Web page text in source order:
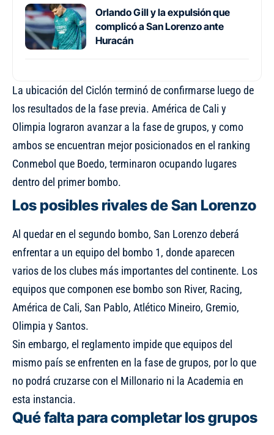
Orlando Gill y la expulsión que
complicó a San Lorenzo ante
Huracán
La ubicación del Ciclón terminó de confirmarse luego de
los resultados de la fase previa. América de Cali y
Olimpia lograron avanzar a la fase de grupos, y como
ambos se encuentran mejor posicionados en el ranking
Conmebol que Boedo, terminaron ocupando lugares
dentro del primer bombo.
Los posibles rivales de San Lorenzo
Al quedar en el segundo bombo, San Lorenzo deberá
enfrentar a un equipo del bombo 1, donde aparecen
varios de los clubes más importantes del continente. Los
equipos que componen ese bombo son River, Racing,
América de Cali, San Pablo, Atlético Mineiro, Gremio,
Olimpia y Santos.
Sin embargo, el reglamento impide que equipos del
mismo país se enfrenten en la fase de grupos, por lo que
no podrá cruzarse con el Millonario ni la Academia en
esta instancia.
Qué falta para completar los grupos